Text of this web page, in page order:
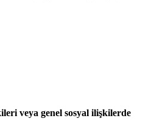
veya genel sosyal ilişkilerde